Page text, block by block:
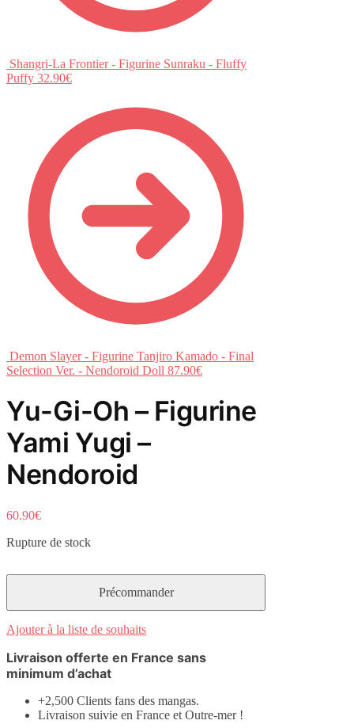
Shangri-La Frontier - Figurine Sunraku - Fluffy
Puffy 32.90€
Demon Slayer - Figurine Tanjiro Kamado - Final
Selection Ver. - Nendoroid Doll 87.90€
Yu-Gi-Oh – Figurine
Yami Yugi –
Nendoroid
60.90€
Rupture de stock
Ajouter à la liste de souhaits
Livraison offerte en France sans
minimum d’achat
+2,500 Clients fans des mangas.
Livraison suivie en France et Outre-mer !